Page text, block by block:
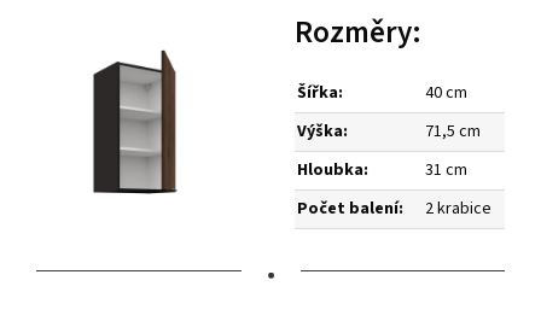
Rozměry:
Šířka:
40 cm
Výška:
71,5 cm
Hloubka:
31 cm
Počet balení:
2 krabice
•